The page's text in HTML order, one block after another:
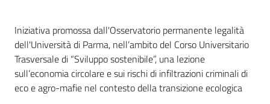
Cos'è
Iniziativa promossa dall'Osservatorio permanente legalità
dell'Università di Parma, nell’ambito del Corso Universitario
Trasversale di “Sviluppo sostenibile”, una lezione
sull’economia circolare e sui rischi di infiltrazioni criminali di
eco e agro-mafie nel contesto della transizione ecologica